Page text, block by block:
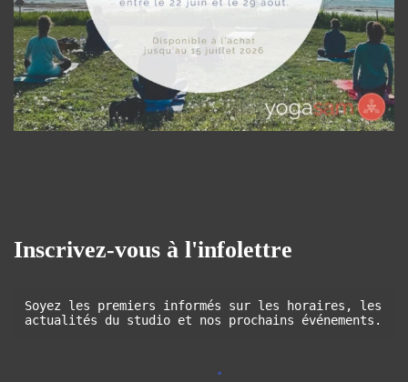
Inscrivez-vous à l'infolettre
Soyez les premiers informés sur les horaires, les
actualités du studio et nos prochains événements.